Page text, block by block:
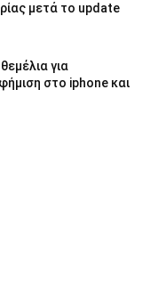
μετά το update
για
στο iphone και